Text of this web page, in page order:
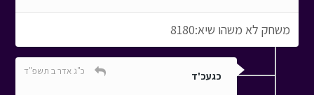
משחק לא משהו שיא:8180
כגעכ'ד כ"ג אדר ב תשפ"ד